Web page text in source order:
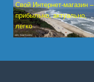
Свой Интернет-магазин –
прибыльно, актуально,
легко